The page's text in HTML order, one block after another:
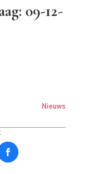
09-12-
Nieuws